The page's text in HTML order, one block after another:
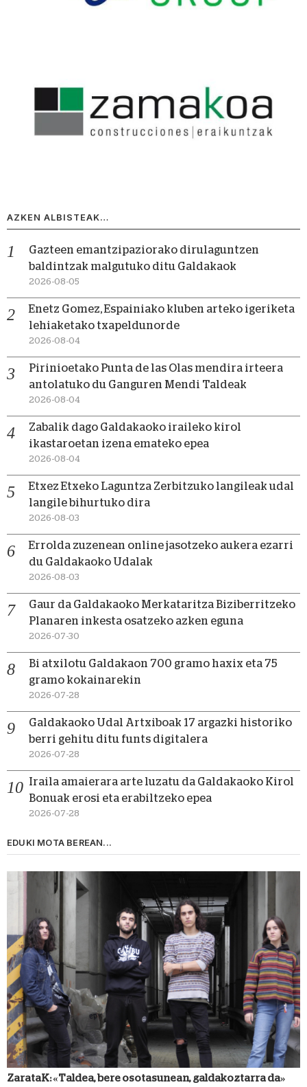
AZKEN ALBISTEAK…
Gazteen emantzipaziorako dirulaguntzen
baldintzak malgutuko ditu Galdakaok
2026-08-05
Enetz Gomez, Espainiako kluben arteko igeriketa
lehiaketako txapeldunorde
2026-08-04
Pirinioetako Punta de las Olas mendira irteera
antolatuko du Ganguren Mendi Taldeak
2026-08-04
Zabalik dago Galdakaoko iraileko kirol
ikastaroetan izena emateko epea
2026-08-04
Etxez Etxeko Laguntza Zerbitzuko langileak udal
langile bihurtuko dira
2026-08-03
Errolda zuzenean online jasotzeko aukera ezarri
du Galdakaoko Udalak
2026-08-03
Gaur da Galdakaoko Merkataritza Biziberritzeko
Planaren inkesta osatzeko azken eguna
2026-07-30
Bi atxilotu Galdakaon 700 gramo haxix eta 75
gramo kokainarekin
2026-07-28
Galdakaoko Udal Artxiboak 17 argazki historiko
berri gehitu ditu funts digitalera
2026-07-28
Iraila amaierara arte luzatu da Galdakaoko Kirol
Bonuak erosi eta erabiltzeko epea
2026-07-28
EDUKI MOTA BEREAN...
ZarataK: «Taldea, bere osotasunean, galdakoztarra da»